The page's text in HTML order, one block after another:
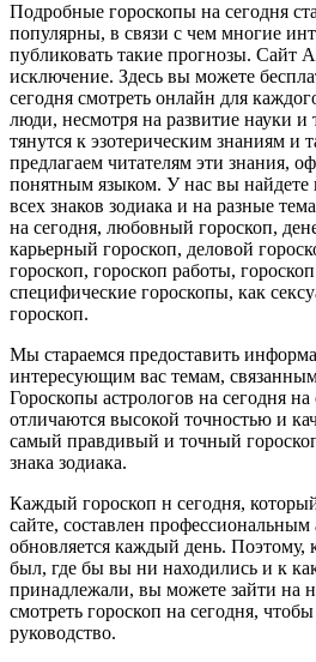
Подробные гороскопы на сегодня
популярны, в связи с чем многие
публиковать такие прогнозы. Сайт
исключение. Здесь вы можете
сегодня смотреть онлайн для
люди, несмотря на развитие науки и
тянутся к эзотерическим знаниям и
предлагаем читателям эти знания,
понятным языком. У нас вы найдете
всех знаков зодиака и на разные
на сегодня, любовный гороскоп,
карьерный гороскоп, деловой
гороскоп, гороскоп работы,
специфические гороскопы, как
гороскоп.
Мы стараемся предоставить
интересующим вас темам,
Гороскопы астрологов на сегодня
отличаются высокой точностью и
самый правдивый и точный
знака зодиака.
Каждый гороскоп н сегодня,
сайте, составлен профессиональным
обновляется каждый день. Поэтому,
был, где бы вы ни находились и к
принадлежали, вы можете зайти на
смотреть гороскоп на сегодня,
руководство.